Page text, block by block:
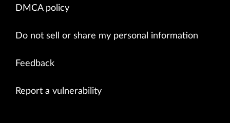
DMCA policy
Do not sell or share my personal information
Feedback
Report a vulnerability